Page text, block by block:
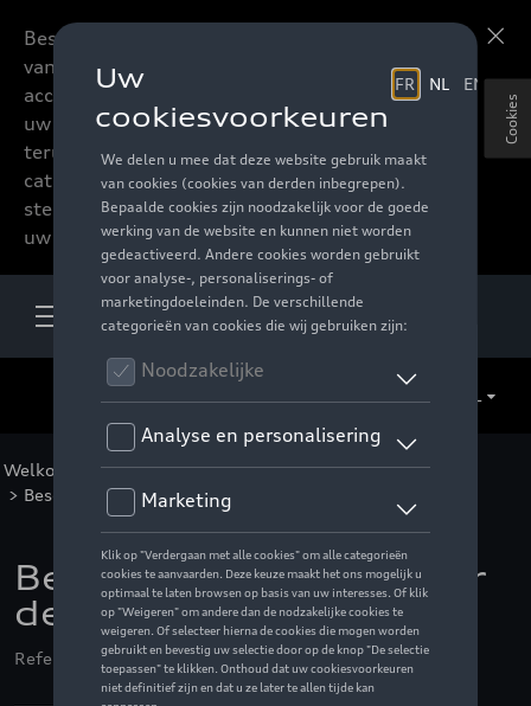
Beste accessoires-lovers,
vanaf nu kan u het hele
accessoire assortiment van
uw favoriete merk
terugvinden in de online
catalogus. Deze kunnen
steeds besteld worden via
uw verdeler.
Welkom Catalogus Audi >Comfort en bescherming
> Bescherming >Kofferrandbescherming
Beschermingsfolie voor
de laaddrempel
Referentie: 4M8061197
Cookies